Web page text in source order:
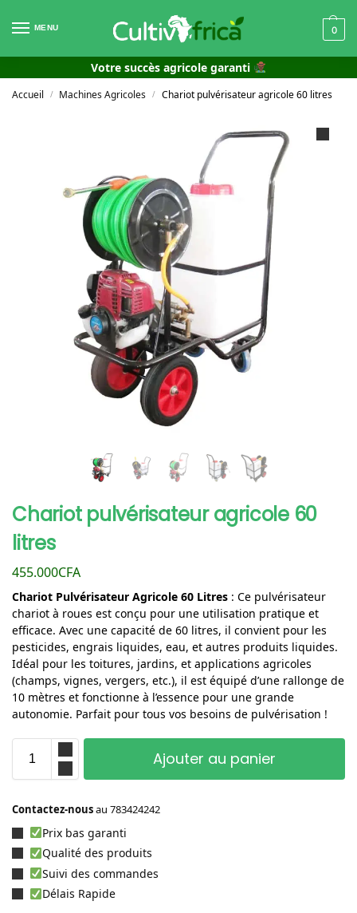
MENU 0
Votre succès agricole garanti
Accueil / Machines Agricoles / Chariot pulvérisateur agricole 60 litres
Chariot pulvérisateur agricole 60
litres
455.000CFA
Chariot Pulvérisateur Agricole 60 Litres : Ce pulvérisateur
chariot à roues est conçu pour une utilisation pratique et
efficace. Avec une capacité de 60 litres, il convient pour les
pesticides, engrais liquides, eau, et autres produits liquides.
Idéal pour les toitures, jardins, et applications agricoles
(champs, vignes, vergers, etc.), il est équipé d’une rallonge de
10 mètres et fonctionne à l’essence pour une grande
autonomie. Parfait pour tous vos besoins de pulvérisation !
Ajouter au panier
Contactez-nousau 783424242
Prix bas garanti
Qualité des produits
Suivi des commandes
Délais Rapide